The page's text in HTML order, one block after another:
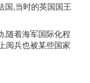
国,当时的英国国王
,随着海军国际化程
阅兵也被某些国家